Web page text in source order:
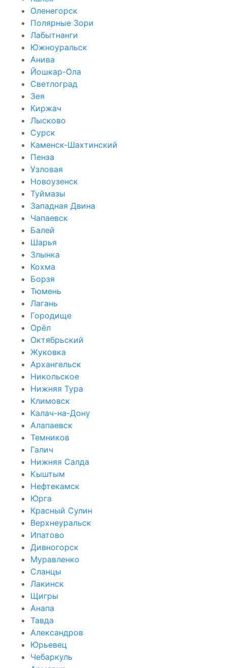
Оленегорск
Полярные Зори
Лабытнанги
Южноуральск
Анива
Йошкар-Ола
Светлоград
Зея
Киржач
Лысково
Сурск
Каменск-Шахтинский
Пенза
Узловая
Новоузенск
Туймазы
Западная Двина
Чапаевск
Балей
Шарья
Злынка
Кохма
Борзя
Тюмень
Лагань
Городище
Орёл
Октябрьский
Жуковка
Архангельск
Никольское
Нижняя Тура
Климовск
Калач-на-Дону
Алапаевск
Темников
Галич
Нижняя Салда
Кыштым
Нефтекамск
Юрга
Красный Сулин
Верхнеуральск
Ипатово
Дивногорск
Муравленко
Сланцы
Лакинск
Щигры
Анапа
Тавда
Александров
Юрьевец
Чебаркуль